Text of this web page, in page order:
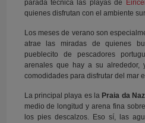
parada técnica las playas de
quienes disfrutan con el ambiente
Los meses de verano son
atrae las miradas de quienes
pueblecito de pescadores
arenales que hay a su alrededor,
comodidades para disfrutar del mar
La principal playa es la Praia da
medio de longitud y arena fina
los pies descalzos. Eso sí, las